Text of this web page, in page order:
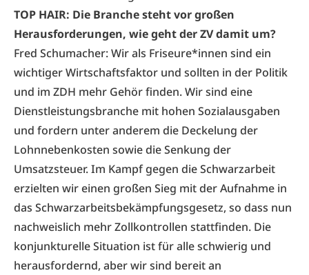
TOP HAIR: Die Branche steht vor großen
Herausforderungen, wie geht der ZV damit um?
Fred Schumacher: Wir als Friseure*innen sind ein
wichtiger Wirtschaftsfaktor und sollten in der Politik
und im ZDH mehr Gehör finden. Wir sind eine
Dienstleistungsbranche mit hohen Sozialausgaben
und fordern unter anderem die Deckelung der
Lohnnebenkosten sowie die Senkung der
Umsatzsteuer. Im Kampf gegen die Schwarzarbeit
erzielten wir einen großen Sieg mit der Aufnahme in
das Schwarzarbeitsbekämpfungsgesetz, so dass nun
nachweislich mehr Zollkontrollen stattfinden. Die
konjunkturelle Situation ist für alle schwierig und
herausfordernd, aber wir sind bereit an